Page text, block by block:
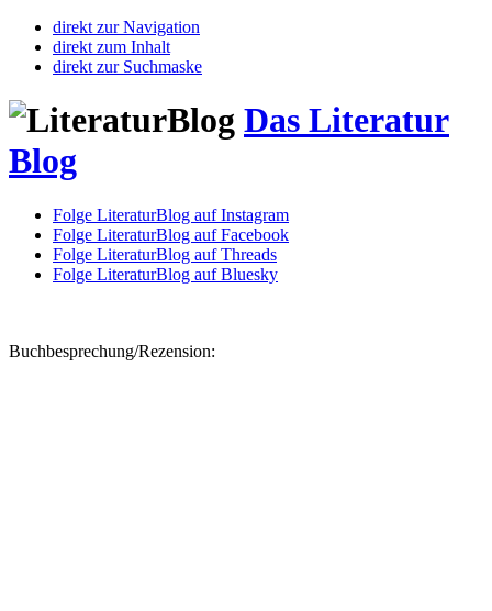
direkt zur Navigation
direkt zum Inhalt
direkt zur Suchmaske
Das Literatur
Blog
Folge LiteraturBlog auf Instagram
Folge LiteraturBlog auf Facebook
Folge LiteraturBlog auf Threads
Folge LiteraturBlog auf Bluesky
Buchbesprechung/Rezension: